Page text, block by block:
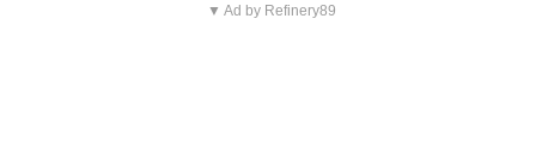
▼ Ad by Refinery89